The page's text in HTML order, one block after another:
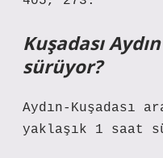
Kuşadası
sürüyor?
Aydın-Kuşadası
yaklaşık 1 saat